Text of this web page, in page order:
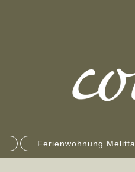
Ferienwohnung Melitta